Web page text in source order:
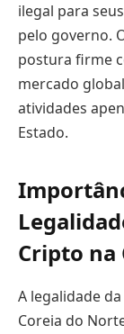
ilegal para
pelo governo.
postura firme
mercado
atividades
Estado.
Cripto na
A legalidade
Coreia do